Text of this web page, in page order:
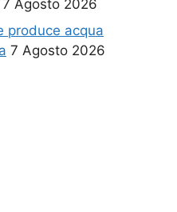
7 Agosto 2026
produce acqua
7 Agosto 2026